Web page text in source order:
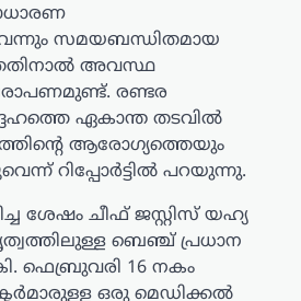
സമയബന്ധിതമായ
അവസ്ഥ
രണ്ടര
ഏകാന്ത തടവിൽ
ആരോഗ്യത്തെയും
റിപ്പോർട്ടിൽ പറയുന്നു.
ശേഷം ചീഫ് ജസ്റ്റിസ് യഹ്യ
ബെഞ്ച് പ്രധാന
ഫെബ്രുവരി 16 നകം
ഒരു മെഡിക്കൽ